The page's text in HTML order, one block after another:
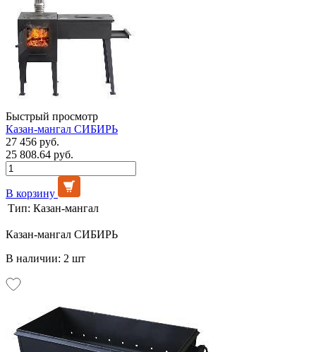
Быстрый просмотр
Казан-мангал СИБИРЬ
27 456 руб.
25 808.64 руб.
В корзину
Тип: Казан-мангал
Казан-мангал СИБИРЬ
В наличии: 2 шт